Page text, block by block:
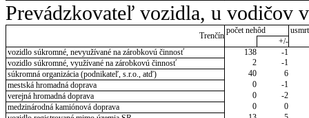
Prevádzkovateľ vozidla, u vodičov
Trenčín
počet nehôd
+/-
vozidlo súkromné, nevyužívané na zárobkovú činnosť
138
-1
vozidlo súkromné, využívané na zárobkovú činnosť
2
-1
súkromná organizácia (podnikateľ, s.r.o., atď)
40
6
mestská hromadná doprava
0
-1
verejná hromadná doprava
0
-2
medzinárodná kamiónová doprava
0
0